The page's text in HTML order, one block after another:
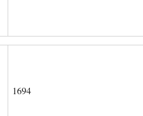
1694